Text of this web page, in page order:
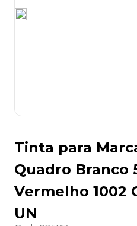
Tinta para
Quadro Branco
Vermelho 1002
UN
8